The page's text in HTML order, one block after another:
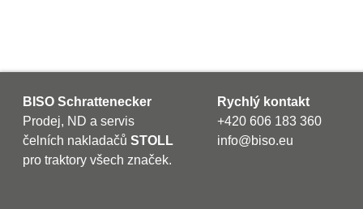
BISO Schrattenecker
Prodej, ND a servis
čelních nakladačů STOLL
pro traktory všech značek.
Rychlý kontakt
+420 606 183 360
info@biso.eu